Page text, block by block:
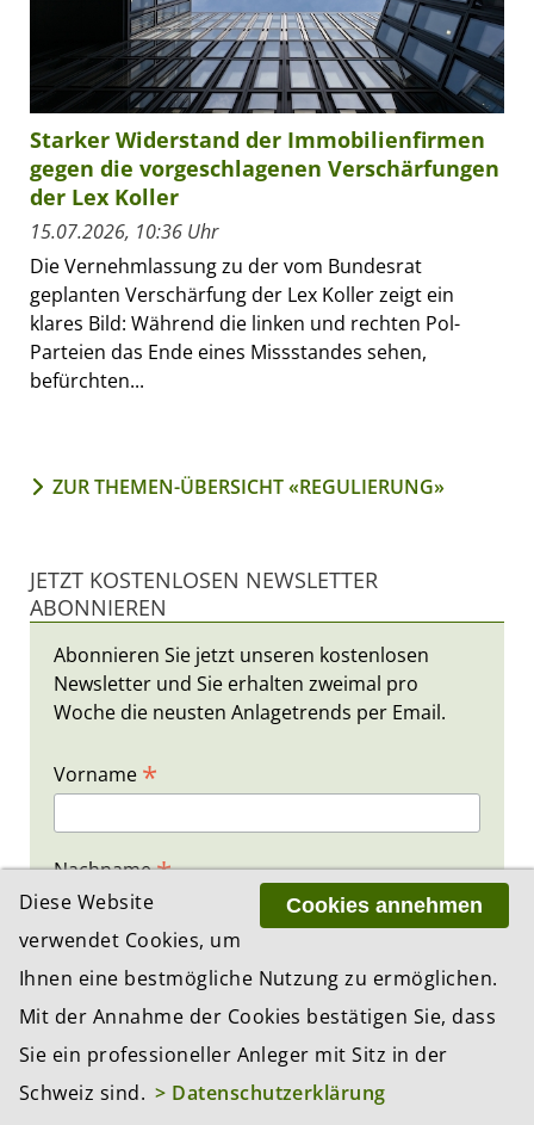
Starker Widerstand der Immobilienfirmen
gegen die vorgeschlagenen Verschärfungen
der Lex Koller
15.07.2026, 10:36 Uhr
Die Vernehmlassung zu der vom Bundesrat
geplanten Verschärfung der Lex Koller zeigt ein
klares Bild: Während die linken und rechten Pol-
Parteien das Ende eines Missstandes sehen,
befürchten...
ZUR THEMEN-ÜBERSICHT «REGULIERUNG»
JETZT KOSTENLOSEN NEWSLETTER
ABONNIEREN
Abonnieren Sie jetzt unseren kostenlosen
Newsletter und Sie erhalten zweimal pro
Woche die neusten Anlagetrends per Email.
Vorname *
Nachname*
E-Mail *
Cookies annehmen
Diese Website
verwendet Cookies, um
Ihnen eine bestmögliche Nutzung zu ermöglichen.
Mit der Annahme der Cookies bestätigen Sie, dass
Sie ein professioneller Anleger mit Sitz in der
Schweiz sind. > Datenschutzerklärung